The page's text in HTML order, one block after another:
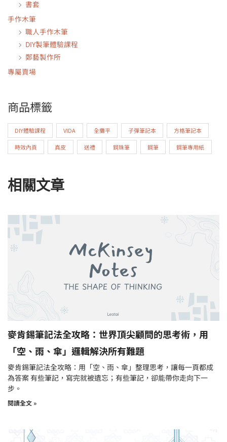
書套
手作木筆
職人手作木筆
DIY製筆體驗課程
鄭藝製作所
專屬賣場
商品標籤
DIY體驗課程 VIDA 全攤平 子彈筆記本 方格筆記本
時效內頁 真皮 送禮 鋼珠筆 鋼筆 鋼筆專用紙
相關文章
麥肯錫筆記法全攻略：世界頂尖顧問的思考術，用
「空、雨、傘」邏輯解決所有難題
麥肯錫筆記法全攻略：用「空、雨、傘」整理思考，讓每一頁都成
為答案 有些筆記，寫完就被遺忘；有些筆記，卻能帶你走向下一
步。
閱讀全文 »